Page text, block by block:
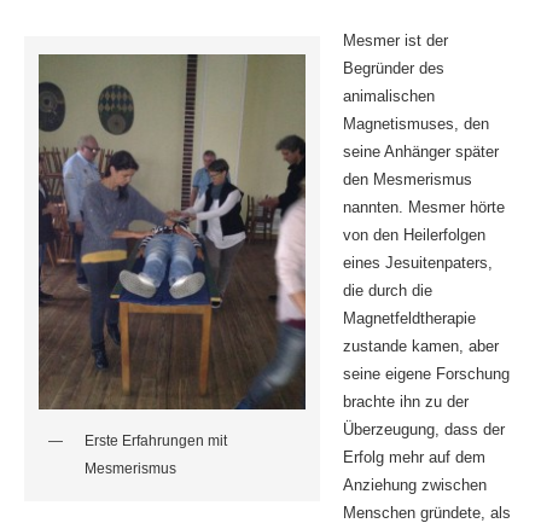
Erste Erfahrungen mit
Mesmerismus
Mesmer ist der
Begründer des
animalischen
Magnetismuses, den
seine Anhänger später
den Mesmerismus
nannten. Mesmer hörte
von den Heilerfolgen
eines Jesuitenpaters,
die durch die
Magnetfeldtherapie
zustande kamen, aber
seine eigene Forschung
brachte ihn zu der
Überzeugung, dass der
Erfolg mehr auf dem
Anziehung zwischen
Menschen gründete, als